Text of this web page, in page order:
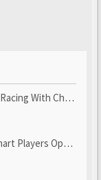
Challenging Track...
Gear, Build...